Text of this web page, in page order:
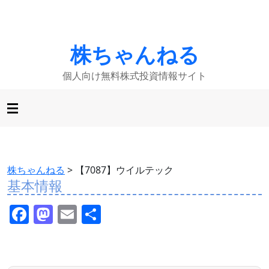
株ちゃんねる
個人向け無料株式投資情報サイト
株ちゃんねる > 【7087】ウイルテック
基本情報
F M E